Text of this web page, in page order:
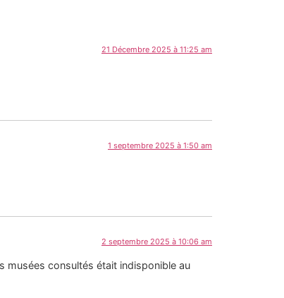
21 Décembre 2025 à 11:25 am
1 septembre 2025 à 1:50 am
2 septembre 2025 à 10:06 am
musées consultés était indisponible au